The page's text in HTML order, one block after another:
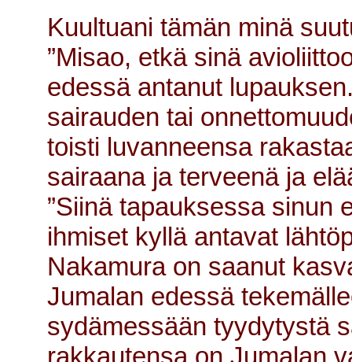
Kuultuani tämän minä
”Misao, etkä sinä
edessä antanut
sairauden tai
toisti luvanneensa
sairaana ja terveenä ja
”Siinä tapauksessa sinun
ihmiset kyllä antavat
Nakamura on saanut
Jumalan edessä
sydämessään tyydytystä
rakkautensa on Jumalan